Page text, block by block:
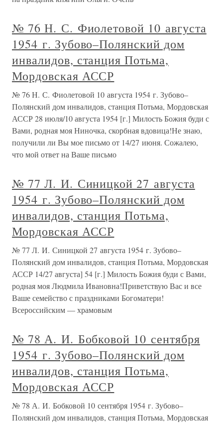
№ 76 Н. С. Фиолетовой 10 августа
1954 г. Зубово–Полянский дом
инвалидов, станция Потьма,
Мордовская АССР
№ 76 Н. С. Фиолетовой 10 августа 1954 г. Зубово–
Полянский дом инвалидов, станция Потьма, Мордовская
АССР 28 июля/10 августа 1954 [г.] Милость Божия буди с
Вами, родная моя Ниночка, скорбная вдовица!Не знаю,
получили ли Вы мое письмо от 14/27 июня. Сожалею,
что мой ответ на Ваше письмо
№ 77 Л. И. Синицкой 27 августа
1954 г. Зубово–Полянский дом
инвалидов, станция Потьма,
Мордовская АССР
№ 77 Л. И. Синицкой 27 августа 1954 г. Зубово–
Полянский дом инвалидов, станция Потьма, Мордовская
АССР 14/27 августа] 54 [г.] Милость Божия буди с Вами,
родная моя Людмила Ивановна!Приветствую Вас и все
Ваше семейство с праздниками Богоматери!
Всероссийским — храмовым
№ 78 А. И. Бобковой 10 сентября
1954 г. Зубово–Полянский дом
инвалидов, станция Потьма,
Мордовская АССР
№ 78 А. И. Бобковой 10 сентября 1954 г. Зубово–
Полянский дом инвалидов, станция Потьма, Мордовская